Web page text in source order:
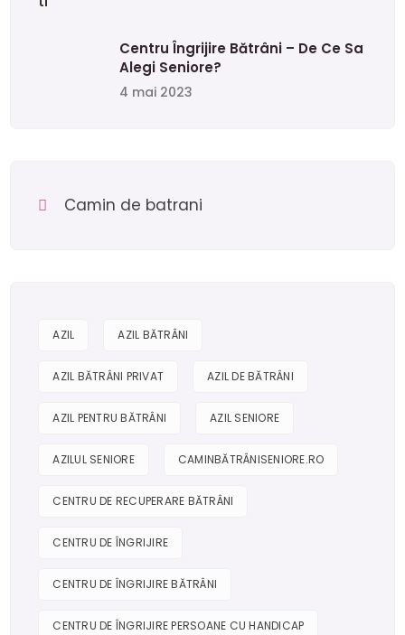
Centru Îngrijire Bătrâni – De Ce Sa
Alegi Seniore?
4 mai 2023
Camin de batrani
AZIL AZIL BĂTRÂNI
AZIL BĂTRÂNI PRIVAT AZIL DE BĂTRÂNI
AZIL PENTRU BĂTRÂNI AZIL SENIORE
AZILUL SENIORE CAMINBĂTRÂNISENIORE.RO
CENTRU DE RECUPERARE BĂTRÂNI
CENTRU DE ÎNGRIJIRE
CENTRU DE ÎNGRIJIRE BĂTRÂNI
CENTRU DE ÎNGRIJIRE PERSOANE CU HANDICAP